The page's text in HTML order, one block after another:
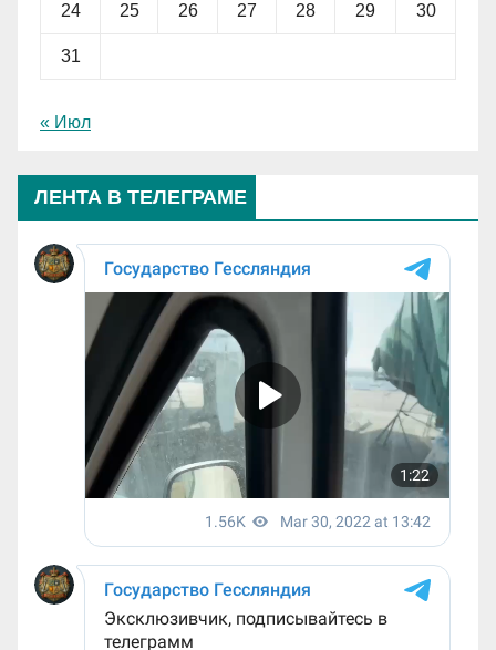
24 25 26 27 28 29 30
31
« Июл
ЛЕНТА В ТЕЛЕГРАМЕ